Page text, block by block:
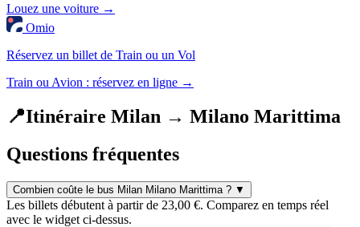
Louez une voiture →
Omio
Réservez un billet de Train ou un Vol
Train ou Avion : réservez en ligne →
📍Itinéraire Milan → Milano Marittima
Questions fréquentes
Combien coûte le bus Milan Milano Marittima ? ▼
Les billets débutent à partir de 23,00 €. Comparez en temps réel
avec le widget ci-dessus.